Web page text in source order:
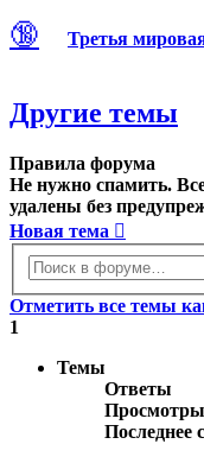
🔞 Третья
Другие темы
Правила форума
Не нужно спамить.
удалены без
Новая тема
Отметить все темы
1
Темы
Ответы
Просмотры
Последнее